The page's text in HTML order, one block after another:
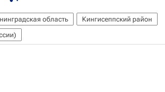
область
Кингисеппский район